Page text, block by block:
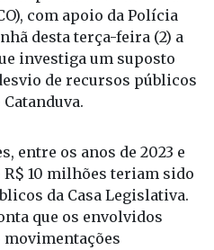
com apoio da Polícia
desta terça-feira (2) a
investiga um suposto
de recursos públicos
entre os anos de 2023 e
10 milhões teriam sido
da Casa Legislativa.
que os envolvidos